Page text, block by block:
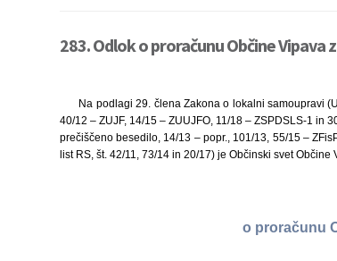
283. Odlok o proračunu Občine Vipava
Na podlagi 29. člena Zakona o lokalni samoupravi
40/12 – ZUJF, 14/15 – ZUUJFO, 11/18 – ZSPDSLS-1 in
prečiščeno besedilo, 14/13 – popr., 101/13, 55/15 –
list RS, št. 42/11, 73/14 in 20/17) je Občinski svet
o proračunu